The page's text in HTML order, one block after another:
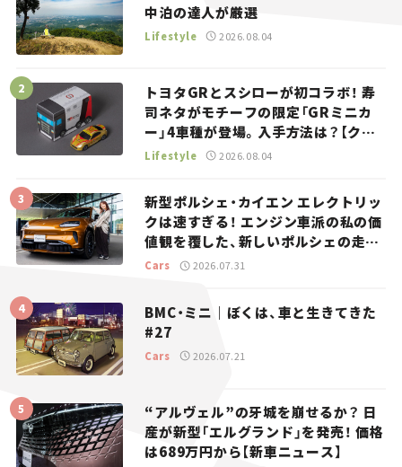
中泊の達人が厳選
Lifestyle 2026.08.04
トヨタGRとスシローが初コラボ！ 寿
司ネタがモチーフの限定「GRミニカ
ー」4車種が登場。入手方法は？【クル
マとホビー】
Lifestyle 2026.08.04
新型ポルシェ・カイエン エレクトリッ
クは速すぎる！ エンジン車派の私の価
値観を覆した、新しいポルシェの走
り。
Cars 2026.07.31
BMC・ミニ｜ぼくは、車と生きてきた
#27
Cars 2026.07.21
“アルヴェル”の牙城を崩せるか？ 日
産が新型「エルグランド」を発売！ 価格
は689万円から【新車ニュース】